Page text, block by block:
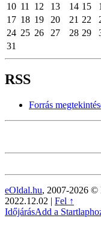
10 11 12 13 14 15
17 18 19 20 21 22
24 25 26 27 28 29
31
RSS
Forrás
eOldal.hu, 2007-2026 ©
2022.12.02 | Fel ↑
IdőjárásAdd a